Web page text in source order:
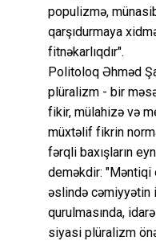
populizmə,
qarşıdurmaya
fitnəkarlıqdır".
Politoloq Əhməd
plüralizm - bir
fikir, mülahizə və
müxtəlif fikrin
fərqli baxışların
deməkdir: "Məntiqi
əslində cəmiyyətin
qurulmasında,
siyasi plüralizm